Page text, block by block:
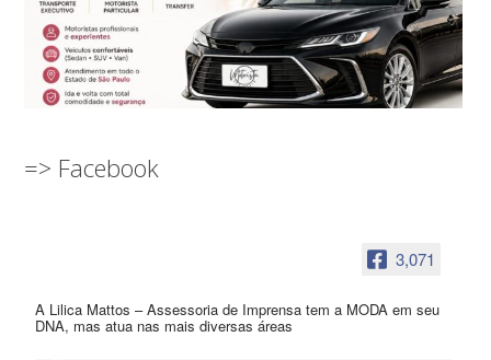
=> Facebook
3,071
A Lilica Mattos – Assessoria de Imprensa tem a MODA em seu
DNA, mas atua nas mais diversas áreas